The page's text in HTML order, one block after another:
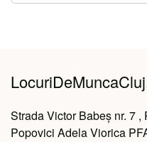
Strada Victor Babeș nr. 7
Popovici Adela Viorica